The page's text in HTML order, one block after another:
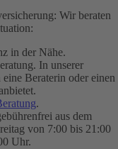
Wir beraten
in der Nähe.
In unserer
Beraterin oder einen
.
aus dem
von 7:00 bis 21:00
Uhr.